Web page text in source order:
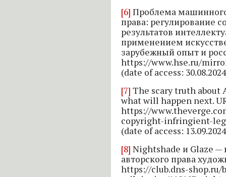
[6] Проблема
права: регулирование
результатов
применением
зарубежный опыт и
https://www.hse.ru/
(date of access:
[7] The scary truth about
what will happen next.
https://
copyright-infringient-
(date of access:
[8] Nightshade и Glaze —
авторского права
https://club.dns-shop.ru/